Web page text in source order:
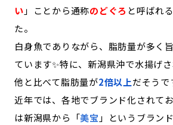
い 」ことから通称のどぐろ と呼ばれ
た。
白身魚でありながら、脂肪量が多く
ています✨特に、新潟県沖で水揚げさ
他と比べて脂肪量が2倍以上だそうで
近年では、各地でブランド化されて
は新潟県から「美宝 」というブラン